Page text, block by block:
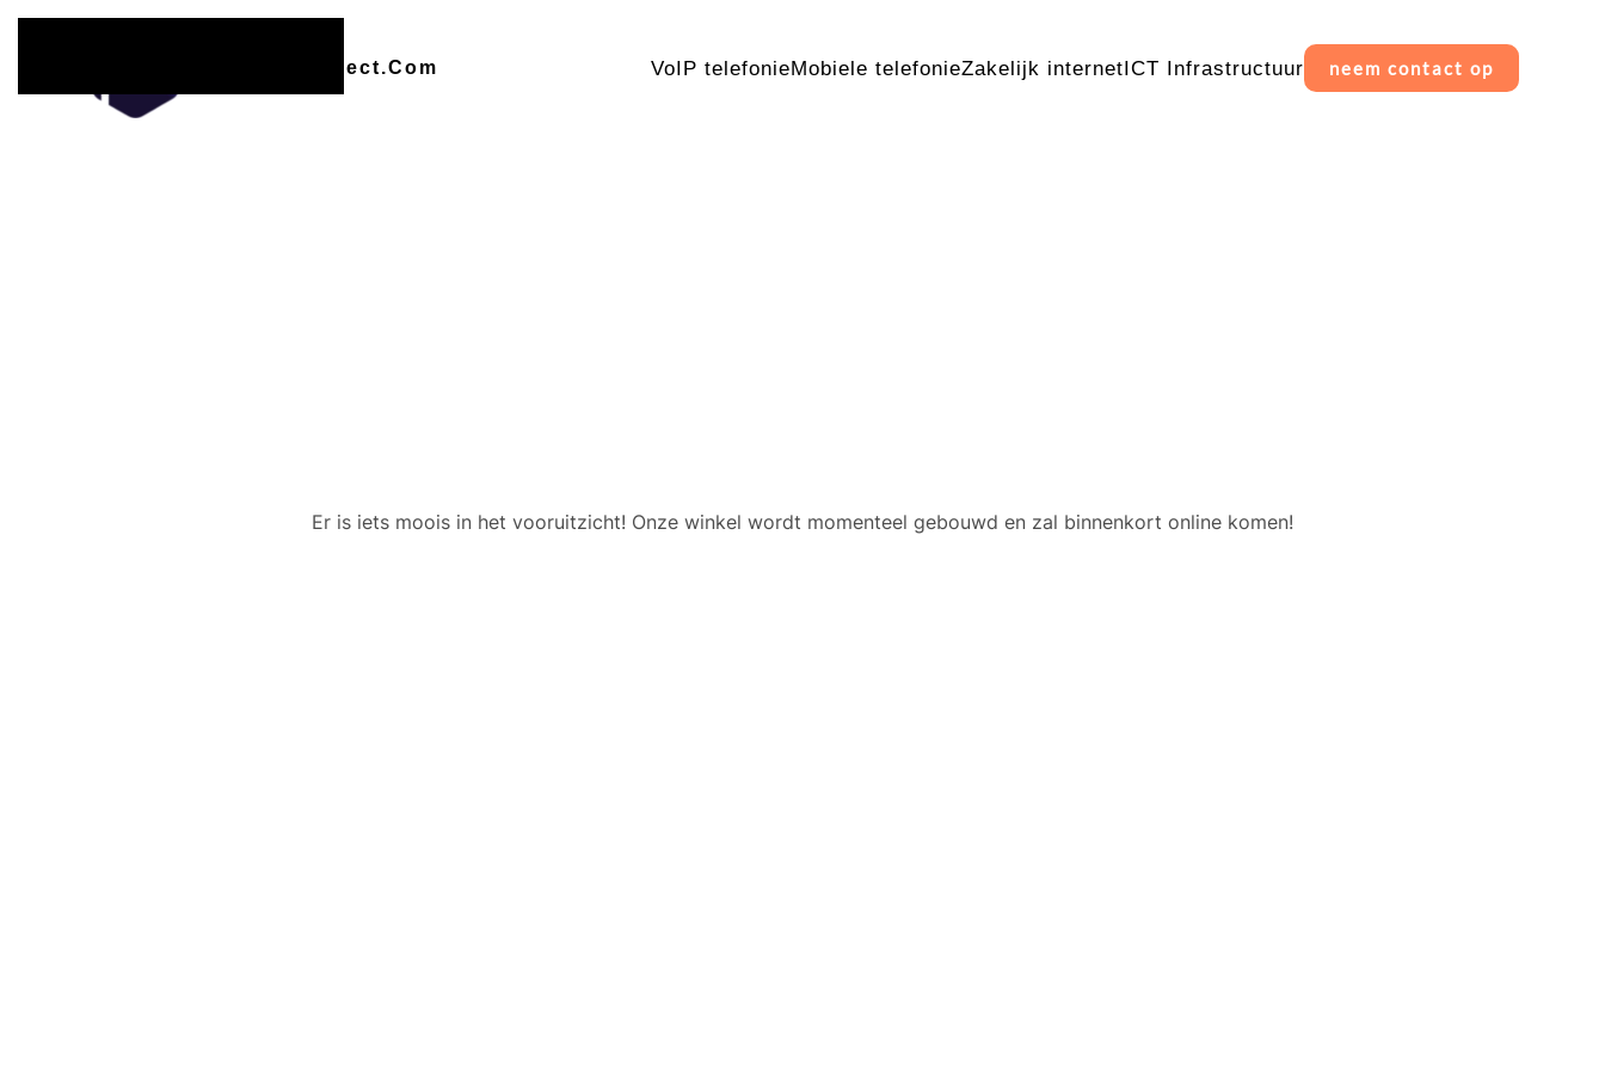
VoIP telefonieMobiele telefonieZakelijk internetICT Infrastructuur neem contact op
Er is iets moois in het vooruitzicht! Onze winkel wordt momenteel gebouwd en zal binnenkort online komen!